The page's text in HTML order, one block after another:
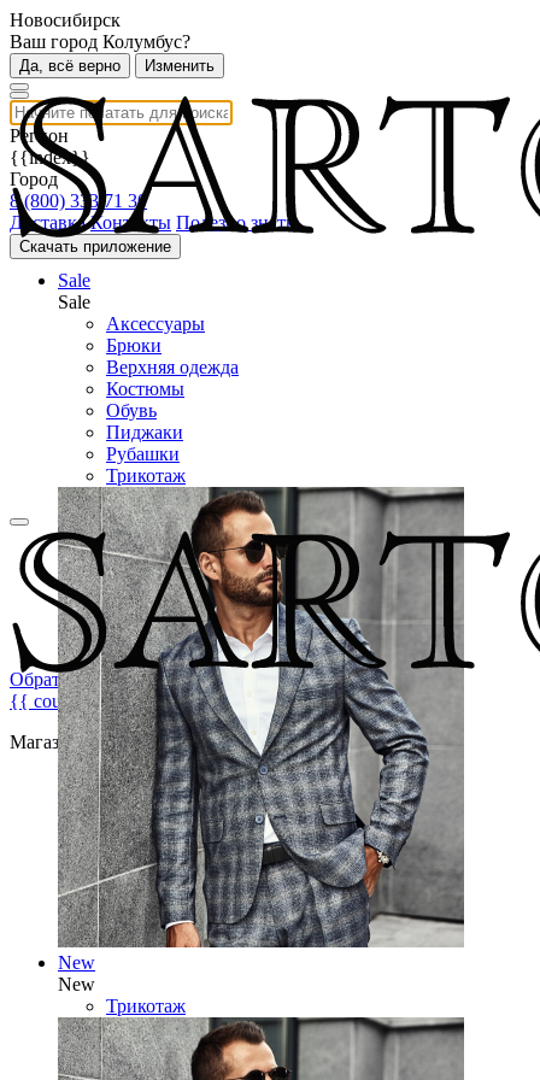
Новосибирск
Ваш город Колумбус?
Да, всё верно Изменить
Регион
{{index}}
Город
8 (800) 333 71 30
Доставка Контакты Полезно знать
Скачать приложение
Обратная связь
{{ count }}
Магазин брендовой мужской одежды
Sale
Sale
Аксессуары
Брюки
Верхняя одежда
Костюмы
Обувь
Пиджаки
Рубашки
Трикотаж
New
New
Трикотаж